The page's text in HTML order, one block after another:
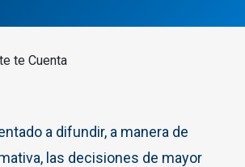
te Cuenta
a difundir, a manera de
las decisiones de mayor